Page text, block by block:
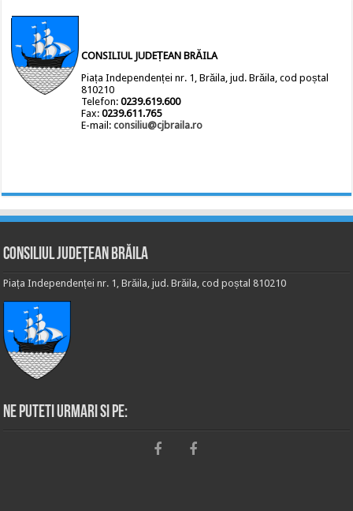
CONSILIUL JUDEȚEAN BRĂILA
Piața Independenței nr. 1, Brăila, jud. Brăila, cod poștal
810210
Telefon:0239.619.600
Fax:0239.611.765
E-mail:consiliu@cjbraila.ro
Consiliul Județean Brăila
Piața Independenței nr. 1, Brăila, jud. Brăila, cod poștal 810210
Ne puteti urmari si pe: